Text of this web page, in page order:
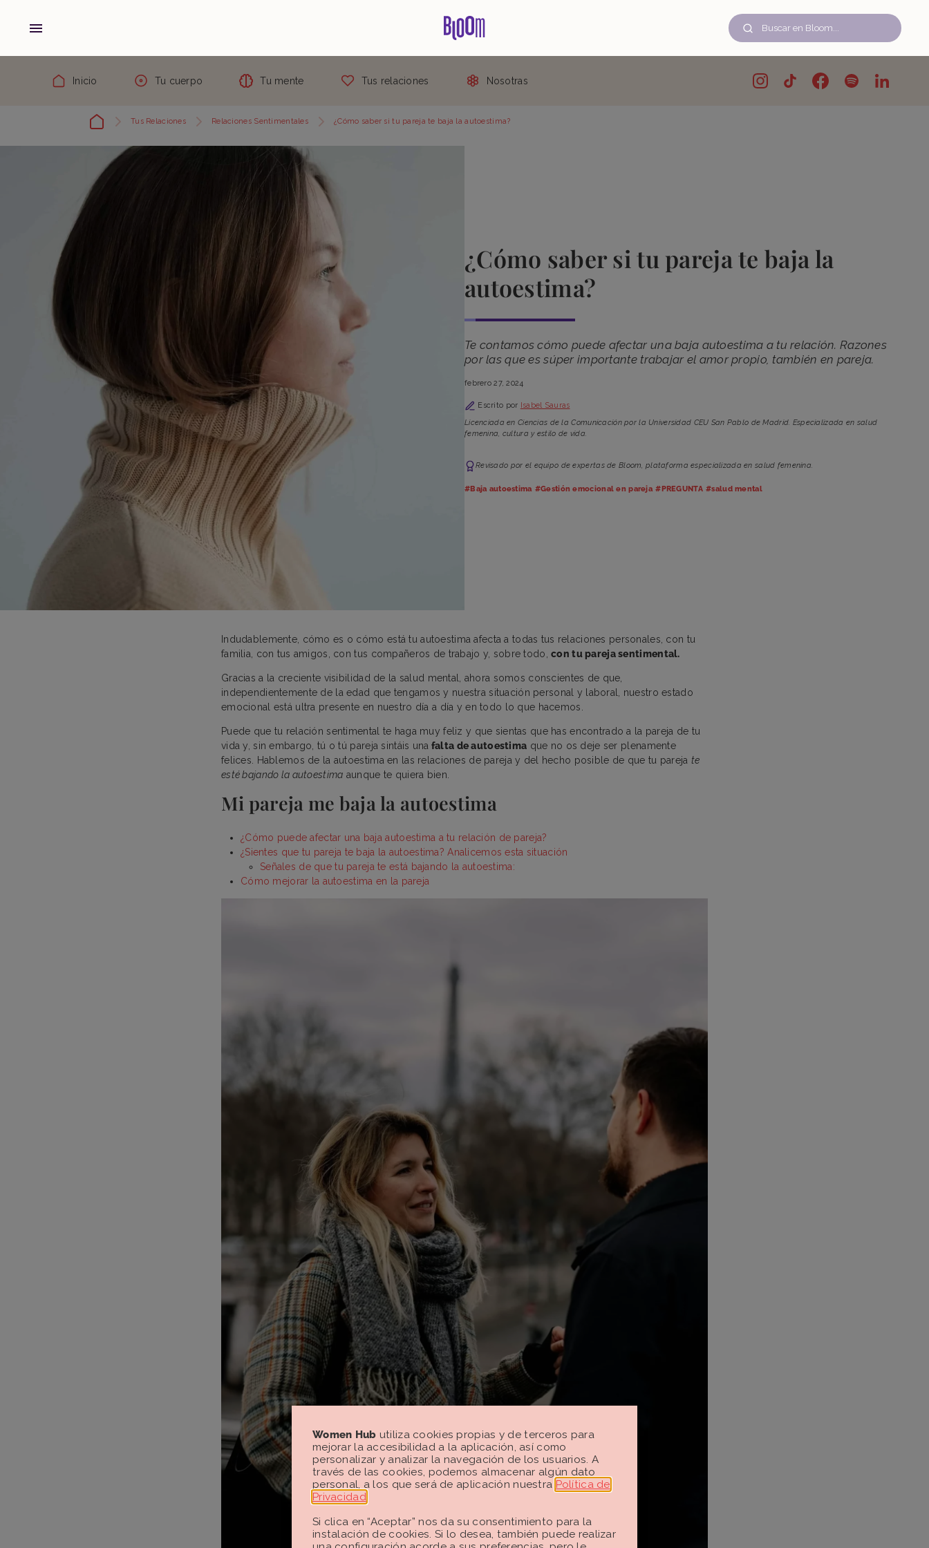
Inicio Tu cuerpo Tu mente Tus relaciones Nosotras
Tus Relaciones Relaciones Sentimentales ¿Cómo saber si tu pareja te baja la autoestima?
¿Cómo saber si tu pareja te baja la
autoestima?
Te contamos cómo puede afectar una baja autoestima a tu relación. Razones
por las que es súper importante trabajar el amor propio, también en pareja.
febrero 27, 2024
Escrito por
Isabel Sauras
Licenciada en Ciencias de la Comunicación por la Universidad CEU San Pablo de Madrid. Especializada en salud
femenina, cultura y estilo de vida.
Revisado por el equipo de expertas de Bloom, plataforma especializada en salud femenina.
#Baja autoestima #Gestión emocional en pareja #PREGUNTA #salud mental
Indudablemente, cómo es o cómo está tu autoestima afecta a todas tus relaciones personales, con tu
familia, con tus amigos, con tus compañeros de trabajo y, sobre todo,con tu pareja sentimental.
Gracias a la creciente visibilidad de la salud mental, ahora somos conscientes de que,
independientemente de la edad que tengamos y nuestra situación personal y laboral, nuestro estado
emocional está ultra presente en nuestro día a día y en todo lo que hacemos.
Puede que tu relación sentimental te haga muy feliz y que sientas que has encontrado a la pareja de tu
vida y, sin embargo, tú o tú pareja sintáis una falta de autoestima que no os deje ser plenamente
felices. Hablemos de la autoestima en las relaciones de pareja y del hecho posible de que tu pareja te
esté bajando la autoestima aunque te quiera bien.
Mi pareja me baja la autoestima
¿Cómo puede afectar una baja autoestima a tu relación de pareja?
¿Sientes que tu pareja te baja la autoestima? Analicemos esta situación
Señales de que tu pareja te está bajando la autoestima:
Cómo mejorar la autoestima en la pareja
Women Hub utiliza cookies propias y de terceros para
mejorar la accesibilidad a la aplicación, así como
personalizar y analizar la navegación de los usuarios. A
través de las cookies, podemos almacenar algún dato
personal, a los que será de aplicación nuestra Política de
Privacidad.
Si clica en “Aceptar” nos da su consentimiento para la
instalación de cookies. Si lo desea, también puede realizar